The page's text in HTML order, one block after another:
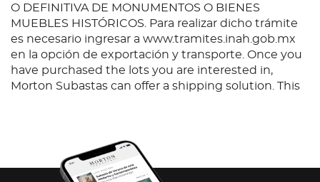
embargo, un año más tarde fueron descontinuados
y para el 2021 relanzaron el modelo con la referencia
126710BLNR. Las últimas letras de la referencia son
iguales a la predecesora, BL “Bleu” y NR “Noir”, del
francés “azul” y “negro” respectivamente. Se
introduce el nuevo calibre 3285 con mejoras en su
actuales, el logotipo de la marca, una pequeña
corona alojada entre las palabras “Swiss” y “Made”,
debajo del marcador de las 6, que sus predecesores
O DEFINITIVA DE MONUMENTOS O BIENES
MUEBLES HISTÓRICOS. Para realizar dicho trámite
es necesario ingresar a www.tramites.inah.gob.mx
en la opción de exportación y transporte. Once you
have purchased the lots you are interested in,
Morton Subastas can offer a shipping solution. This